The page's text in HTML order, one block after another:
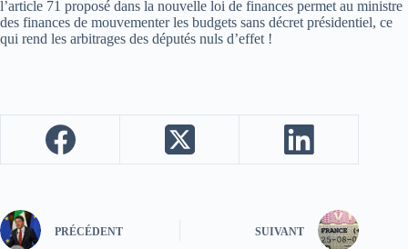
l’article 71 proposé dans la nouvelle loi de finances permet au ministre
des finances de mouvementer les budgets sans décret présidentiel, ce
qui rend les arbitrages des députés nuls d’effet !
PRÉCÉDENT SUIVANT